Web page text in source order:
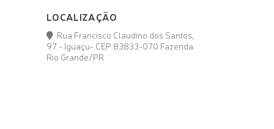
LOCALIZAÇÃO
Rua Francisco Claudino dos Santos,
97 - Iguaçu- CEP 83833-070 Fazenda
Rio Grande/PR